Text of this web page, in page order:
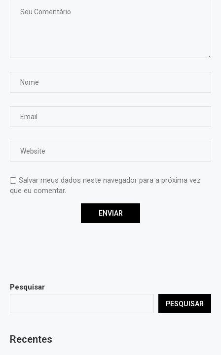
Salvar meus dados neste navegador para a próxima vez
que eu comentar.
Pesquisar
PESQUISAR
Recentes